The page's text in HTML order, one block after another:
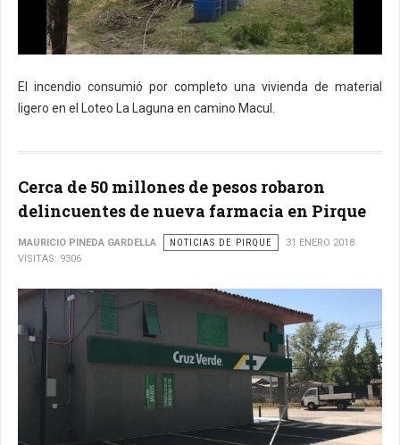
El incendio consumió por completo una vivienda de material
ligero en el Loteo La Laguna en camino Macul.
Cerca de 50 millones de pesos robaron
delincuentes de nueva farmacia en Pirque
MAURICIO PINEDA GARDELLA NOTICIAS DE PIRQUE
31 ENERO 2018
VISITAS: 9306